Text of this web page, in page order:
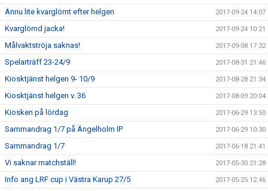
Ännu lite kvarglömt efter helgen 2017-09-24 14:07
Kvarglömd jacka! 2017-09-24 10:21
Målvaktströja saknas! 2017-09-08 17:32
Spelarträff 23-24/9 2017-08-31 21:46
Kiosktjänst helgen 9- 10/9 2017-08-28 21:34
Kiosktjänst helgen v. 36 2017-08-09 20:04
Kiosken på lördag 2017-06-29 13:50
Sammandrag 1/7 på Ängelholm IP 2017-06-29 10:30
Sammandrag 1/7 2017-06-18 21:41
Vi saknar matchställ! 2017-05-30 21:28
Info ang LRF cup i Västra Karup 27/5 2017-05-25 12:46